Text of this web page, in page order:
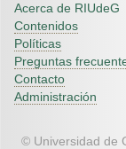
Acerca de RIUdeG
Contenidos
Políticas
Preguntas
Contacto
Administración
© Universidad de